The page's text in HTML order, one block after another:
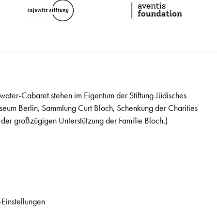
Cabaret stehen im Eigentum der Stiftung Jüdisches
Berlin, Sammlung Curt Bloch, Schenkung der Charities
großzügigen Unterstützung der Familie Bloch.)